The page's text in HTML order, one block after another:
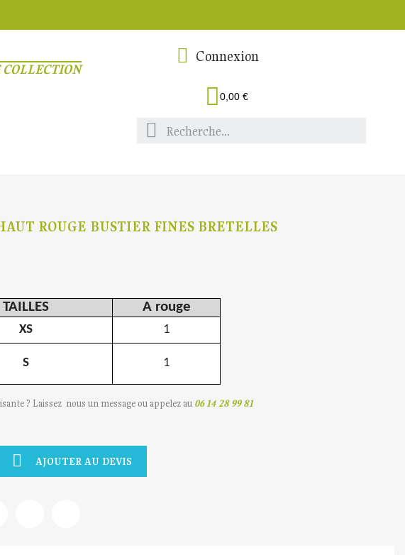
Connexion
0,00 €
ROUGE BUSTIER FINES BRETELLES
TAILLES A rouge
XS 1
S 1
? Laissez nous un message ou appelez au 06 14 28 99 81
 AJOUTER AU DEVIS